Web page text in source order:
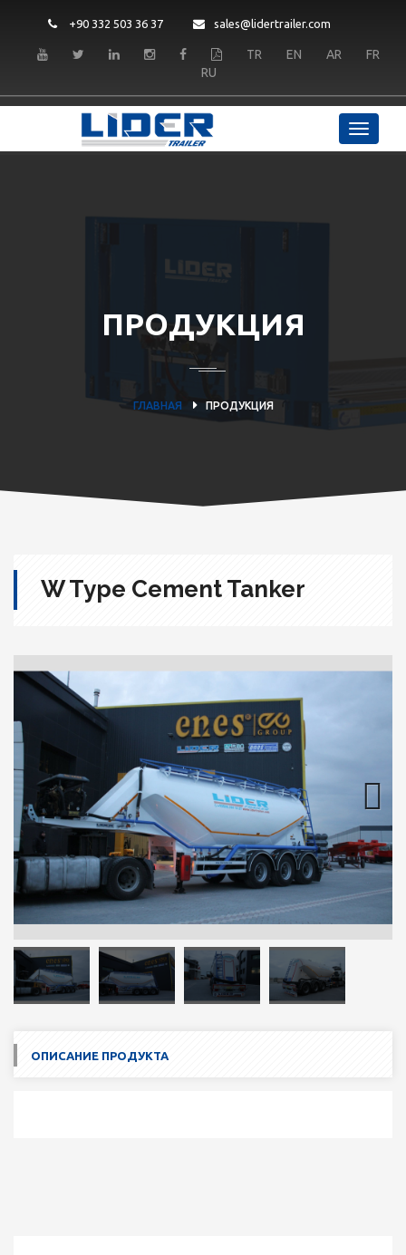
+90 332 503 36 37 sales@lidertrailer.com
TR EN AR
FR
RU
ПРОДУКЦИЯ
ГЛАВНАЯ ПРОДУКЦИЯ
W Type Cement Tanker
ОПИСАНИЕ ПРОДУКТА